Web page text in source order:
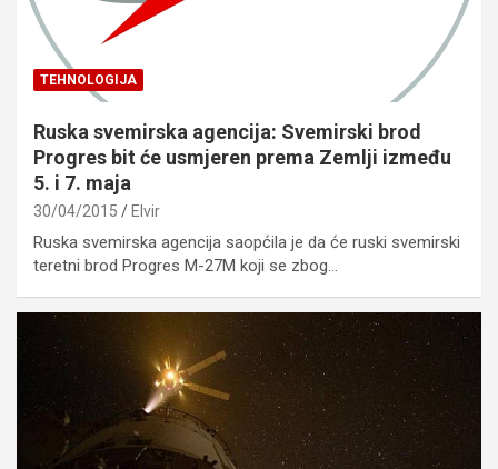
TEHNOLOGIJA
Ruska svemirska agencija: Svemirski brod
Progres bit će usmjeren prema Zemlji između
5. i 7. maja
30/04/2015 Elvir
Ruska svemirska agencija saopćila je da će ruski svemirski
teretni brod Progres M-27M koji se zbog…